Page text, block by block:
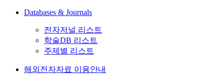
Databases & Journals
전자저널 리스트
학술DB 리스트
주제별 리스트
해외전자자료 이용안내